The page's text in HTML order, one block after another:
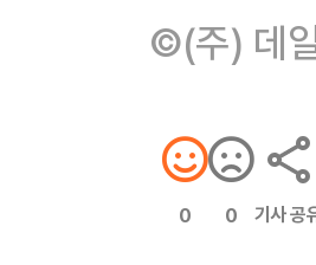
©(주) 데
0 0 기사 공